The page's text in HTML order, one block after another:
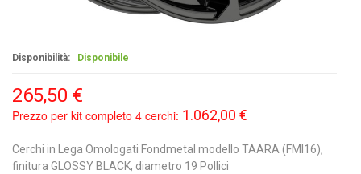
Disponibilità: Disponibile
265,50 €
Prezzo per kit completo 4 cerchi: 1.062,00 €
Cerchi in Lega Omologati Fondmetal modello TAARA (FMI16),
finitura GLOSSY BLACK, diametro 19 Pollici